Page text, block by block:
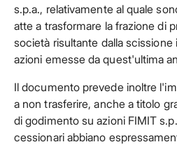
s.p.a., relativamente al quale
atte a trasformare la frazione di
società risultante dalla
azioni emesse da quest'ultima
Il documento prevede inoltre
a non trasferire, anche a titolo
di godimento su azioni FIMIT
cessionari abbiano